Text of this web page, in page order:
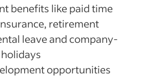
benefits like paid time
retirement
leave and company-
opportunities